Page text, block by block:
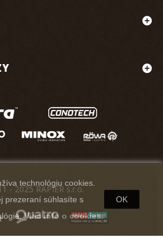
technológiu cookies.
prezeraní súhlasíte s
Viac info o cookies.
OK
- 2025 RAPIER s.r.o.